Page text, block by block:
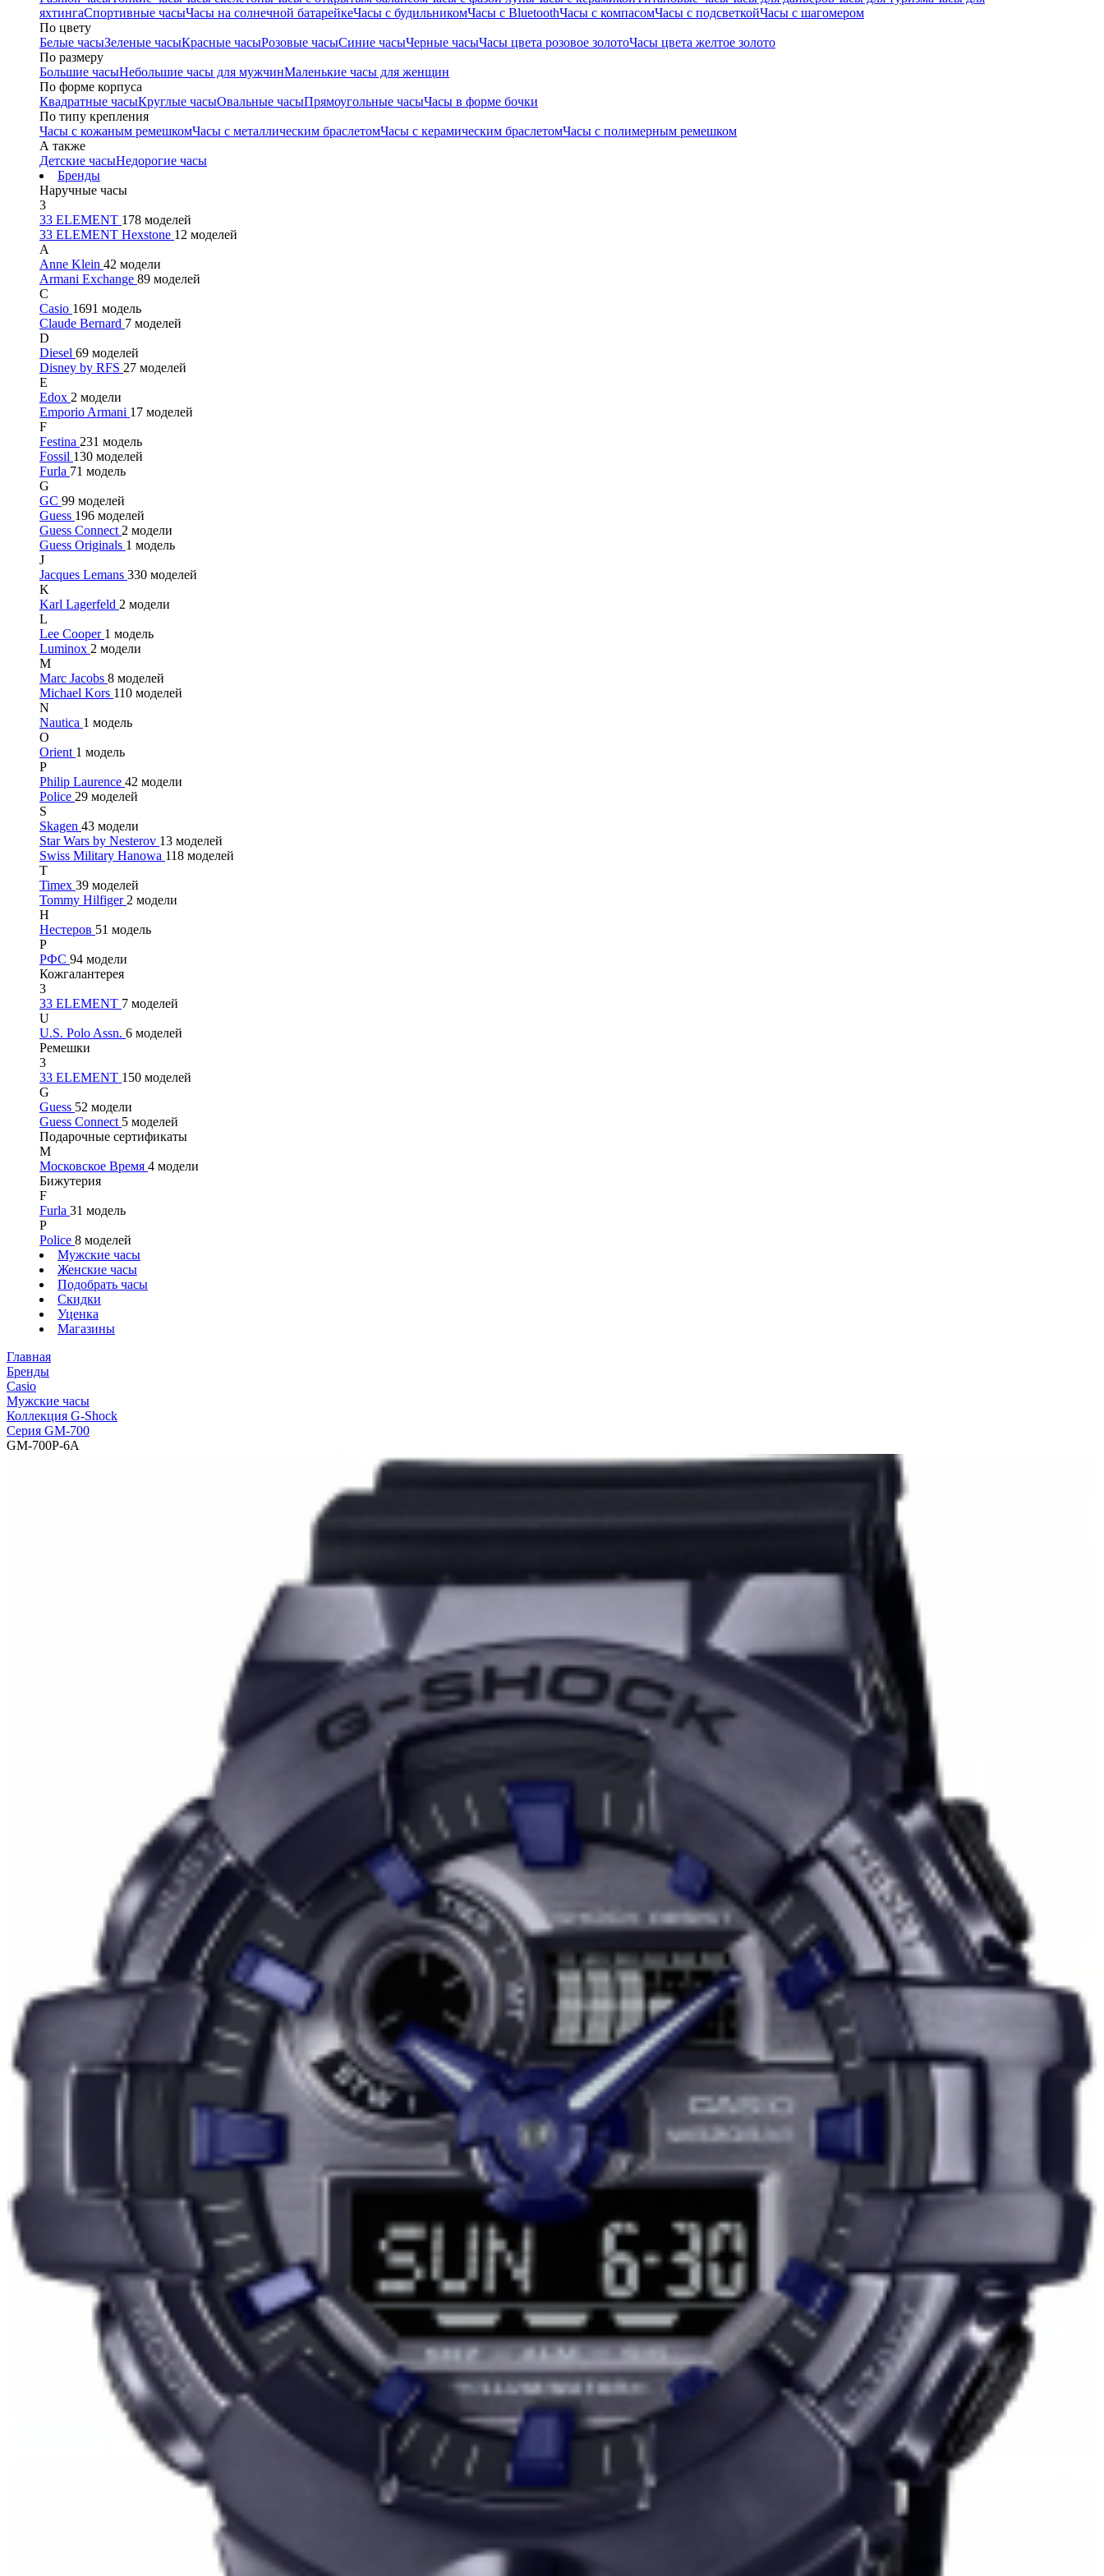
яхтингаСпортивные часыЧасы на солнечной батарейкеЧасы с будильникомЧасы с BluetoothЧасы с компасомЧасы с подсветкойЧасы с шагомером
По цвету
Белые часыЗеленые часыКрасные часыРозовые часыСиние часыЧерные часыЧасы цвета розовое золотоЧасы цвета желтое золото
По размеру
Большие часыНебольшие часы для мужчинМаленькие часы для женщин
По форме корпуса
Квадратные часыКруглые часыОвальные часыПрямоугольные часыЧасы в форме бочки
По типу крепления
Часы с кожаным ремешкомЧасы с металлическим браслетомЧасы с керамическим браслетомЧасы с полимерным ремешком
А также
Детские часыНедорогие часы
Бренды
Наручные часы
3
33 ELEMENT 178 моделей
33 ELEMENT Hexstone 12 моделей
A
Anne Klein 42 модели
Armani Exchange 89 моделей
C
Casio 1691 модель
Claude Bernard 7 моделей
D
Diesel 69 моделей
Disney by RFS 27 моделей
E
Edox 2 модели
Emporio Armani 17 моделей
F
Festina 231 модель
Fossil 130 моделей
Furla 71 модель
G
GC 99 моделей
Guess 196 моделей
Guess Connect 2 модели
Guess Originals 1 модель
J
Jacques Lemans 330 моделей
K
Karl Lagerfeld 2 модели
L
Lee Cooper 1 модель
Luminox 2 модели
M
Marc Jacobs 8 моделей
Michael Kors 110 моделей
N
Nautica 1 модель
O
Orient 1 модель
P
Philip Laurence 42 модели
Police 29 моделей
S
Skagen 43 модели
Star Wars by Nesterov 13 моделей
Swiss Military Hanowa 118 моделей
T
Timex 39 моделей
Tommy Hilfiger 2 модели
Н
Нестеров 51 модель
Р
РФС 94 модели
Кожгалантерея
3
33 ELEMENT 7 моделей
U
U.S. Polo Assn. 6 моделей
Ремешки
3
33 ELEMENT 150 моделей
G
Guess 52 модели
Guess Connect 5 моделей
Подарочные сертификаты
М
Московское Время 4 модели
Бижутерия
F
Furla 31 модель
P
Police 8 моделей
Мужские часы
Женские часы
Подобрать часы
Скидки
Уценка
Магазины
Главная
Бренды
Casio
Мужские часы
Коллекция G-Shock
Серия GM-700
GM-700P-6A